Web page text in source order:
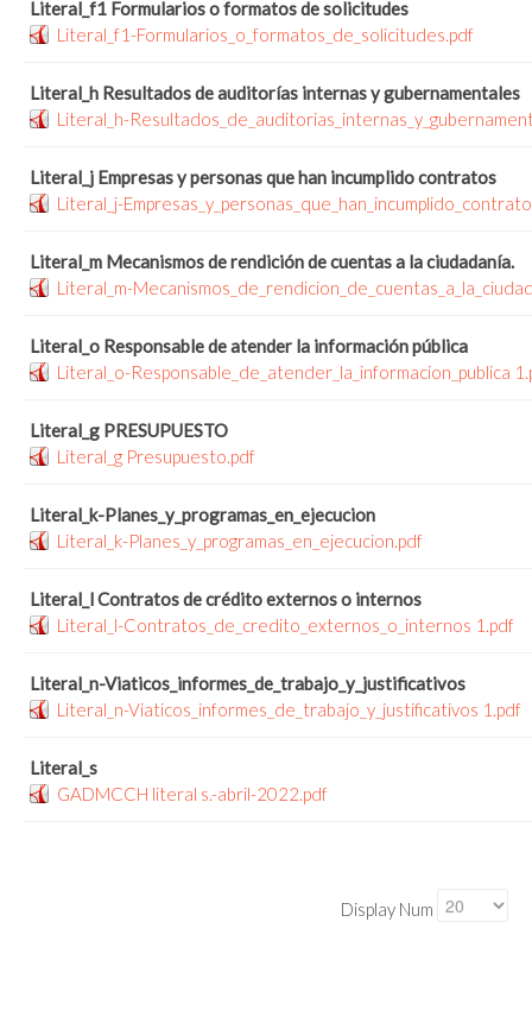
Literal_f1 Formularios o formatos de solicitudes
Literal_f1-Formularios_o_formatos_de_solicitudes.pdf
Literal_h Resultados de auditorías internas y gubernamentales
Literal_h-
Literal_j Empresas y personas que han incumplido contratos
Literal_j-
Literal_m Mecanismos de rendición de cuentas a la ciudadanía.
Literal_m-
Literal_o Responsable de atender la información pública
Literal_o-Responsable_de_atender_la_informacion_publica
Literal_g PRESUPUESTO
Literal_g Presupuesto.pdf
Literal_k-Planes_y_programas_en_ejecucion
Literal_k-Planes_y_programas_en_ejecucion.pdf
Literal_l Contratos de crédito externos o internos
Literal_l-Contratos_de_credito_externos_o_internos 1.pdf
Literal_n-Viaticos_informes_de_trabajo_y_justificativos
Literal_n-Viaticos_informes_de_trabajo_y_justificativos 1.pdf
Literal_s
GADMCCH literal s.-abril-2022.pdf
Display Num